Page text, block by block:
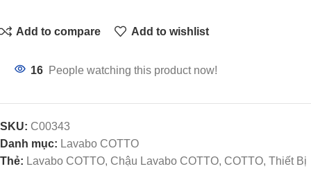
Add to compare Add to wishlist
16 People watching this product now!
SKU: C00343
Danh mục: Lavabo COTTO
Thẻ: Lavabo COTTO, Chậu Lavabo COTTO, COTTO, Thiết Bị